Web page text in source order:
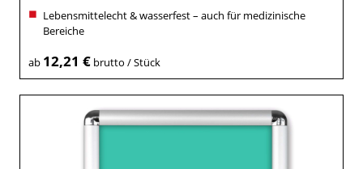
Lebensmittelecht & wasserfest – auch für medizinische
Bereiche
ab 12,21 €brutto / Stück